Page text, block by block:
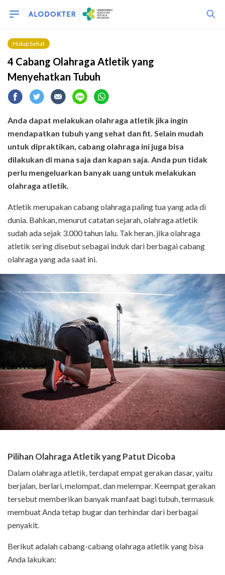
Hidup Sehat
4 Cabang Olahraga Atletik yang
Menyehatkan Tubuh
Anda dapat melakukan olahraga atletik jika ingin
mendapatkan tubuh yang sehat dan fit. Selain mudah
untuk dipraktikan, cabang olahraga ini juga bisa
dilakukan di mana saja dan kapan saja. Anda pun tidak
perlu mengeluarkan banyak uang untuk melakukan
olahraga atletik.
Atletik merupakan cabang olahraga paling tua yang ada di
dunia. Bahkan, menurut catatan sejarah, olahraga atletik
sudah ada sejak 3.000 tahun lalu. Tak heran, jika olahraga
atletik sering disebut sebagai induk dari berbagai cabang
olahraga yang ada saat ini.
Pilihan Olahraga Atletik yang Patut Dicoba
Dalam olahraga atletik, terdapat empat gerakan dasar, yaitu
berjalan, berlari, melompat, dan melempar. Keempat gerakan
tersebut memberikan banyak manfaat bagi tubuh, termasuk
membuat Anda tetap bugar dan terhindar dari berbagai
penyakit.
Berikut adalah cabang-cabang olahraga atletik yang bisa
Anda lakukan: